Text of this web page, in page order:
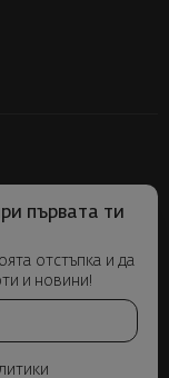
първата ти
отстъпка и да
и новини!